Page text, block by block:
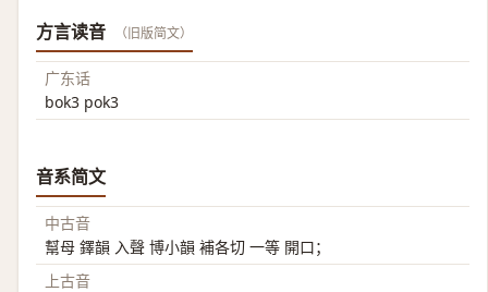
方言读音 （旧版简文）
广东话
bok3 pok3
音系简文
中古音
幫母 鐸韻 入聲 博小韻 補各切 一等 開口；
上古音